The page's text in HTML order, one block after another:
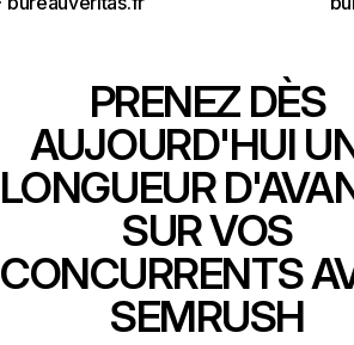
PRENEZ DÈS
AUJOURD'HUI
LONGUEUR
SUR VOS
CONCURRENTS
SEMRUSH